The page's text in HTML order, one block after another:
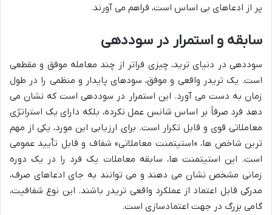
پر از ادعاهای بی اساس است، فراهم می آورند.
سابقه و استمرار در سوددهی
سوددهی در دنیای ترید، چیزی فراتر از چند معامله موفق و مقطعی
است. یک تریدر واقعی و موفق، سودهای پایدار و منظمی را در طول
زمان به دست می آورد. این استمرار در سوددهی است که نشان می
دهد فرد صرفاً بر اساس شانس عمل نکرده، بلکه دارای یک استراتژی
معاملاتی قوی و قابل تکرار است. برای ارزیابی این مورد، یکی از مهم
ترین شاخص ها، «استیتمنت معاملاتی» شفاف و قابل تأیید عمومی
است. این استیتمنت ها، سابقه معاملات یک فرد را در یک دوره
زمانی مشخص نشان می دهند و می توانند به جای ادعاهای صرف،
مدرکی قابل اعتماد از عملکرد واقعی تریدر باشند. این نوع شفافیت،
گامی بزرگ در جهت اعتمادسازی است.